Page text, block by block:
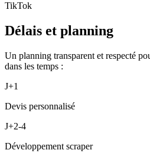
TikTok
Délais et planning
Un planning transparent et respecté
dans les temps :
J+1
Devis personnalisé
J+2-4
Développement scraper